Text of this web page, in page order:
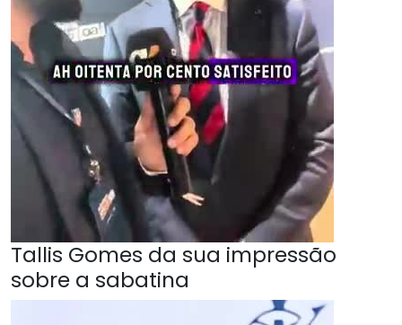
Tallis Gomes da sua impressão
sobre a sabatina